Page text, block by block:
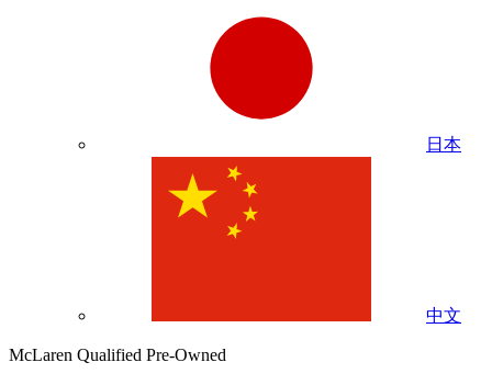
日本
中文
McLaren Qualified Pre-Owned